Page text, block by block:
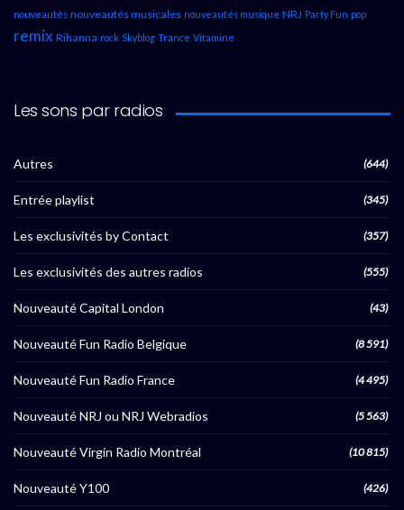
nouveautés nouveautés musicales nouveautés musique NRJ Party Fun pop
remix Rihanna rock Skyblog Trance Vitamine
Les sons par radios
Autres (644)
Entrée playlist (345)
Les exclusivités by Contact (357)
Les exclusivités des autres radios (555)
Nouveauté Capital London (43)
Nouveauté Fun Radio Belgique (8 591)
Nouveauté Fun Radio France (4 495)
Nouveauté NRJ ou NRJ Webradios (5 563)
Nouveauté Virgin Radio Montréal (10 815)
Nouveauté Y100 (426)